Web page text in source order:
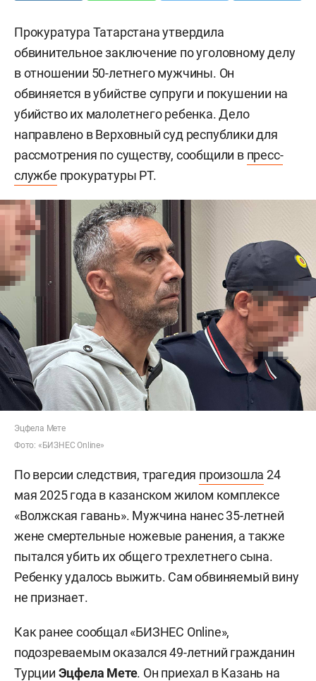
Прокуратура Татарстана утвердила
обвинительное заключение по уголовному делу
в отношении 50-летнего мужчины. Он
обвиняется в убийстве супруги и покушении на
убийство их малолетнего ребенка. Дело
направлено в Верховный суд республики для
рассмотрения по существу, сообщили в пресс-
службе прокуратуры РТ.
Эцфела Мете
Фото: «БИЗНЕС Online»
По версии следствия, трагедия произошла 24
мая 2025 года в казанском жилом комплексе
«Волжская гавань». Мужчина нанес 35-летней
жене смертельные ножевые ранения, а также
пытался убить их общего трехлетнего сына.
Ребенку удалось выжить. Сам обвиняемый вину
не признает.
Как ранее сообщал «БИЗНЕС Online»,
подозреваемым оказался 49-летний гражданин
Турции Эцфела Мете. Он приехал в Казань на